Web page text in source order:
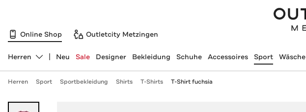
Online Shop Outletcity Metzingen
Abteilung ändern, ausgewählt:
Herren Neu Sale Designer Bekleidung Schuhe Accessoires Sport Wäsche
Herren Sport Sportbekleidung Shirts T-Shirts T-Shirt fuchsia